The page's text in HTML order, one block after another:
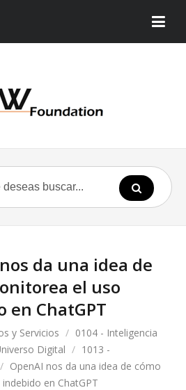
da una idea de
el uso
en ChatGPT
y Servicios / 0104 - Inteligencia
Digital / 1013 -
/ OpenAI nos da una idea de cómo
en ChatGPT